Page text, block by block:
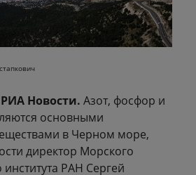
Новости. Азот, фосфор и
основными
в Черном море,
директор Морского
РАН Сергей